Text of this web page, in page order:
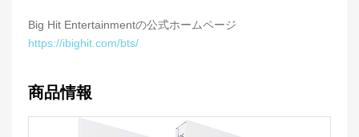
Big Hit Entertainmentの公式ホームページ
https://ibighit.com/bts/
商品情報